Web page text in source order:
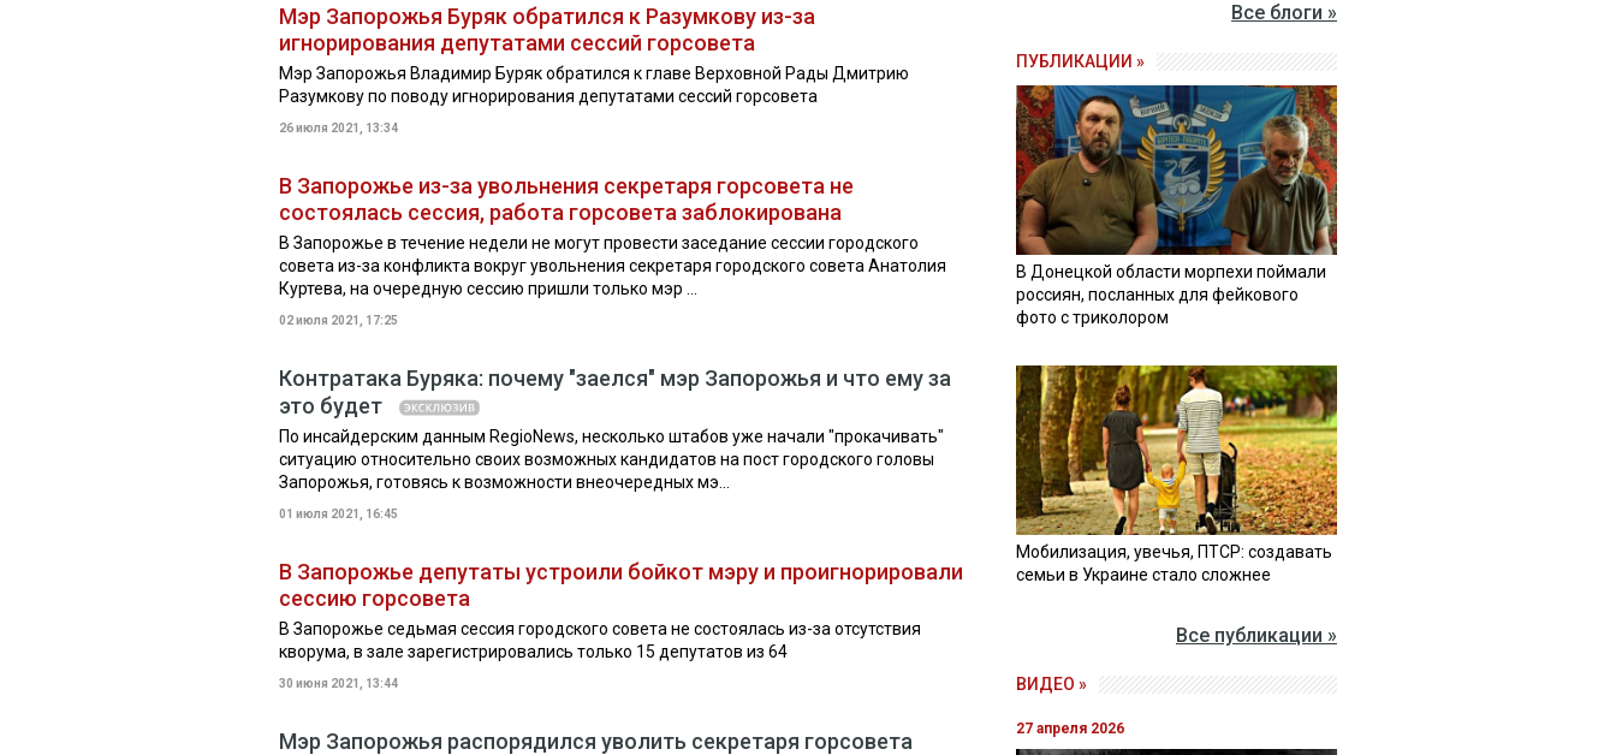
Мэр Запорожья Буряк обратился к Разумкову из-за
игнорирования депутатами сессий горсовета
Мэр Запорожья Владимир Буряк обратился к главе Верховной Рады Дмитрию
Разумкову по поводу игнорирования депутатами сессий горсовета
26 июля 2021, 13:34
В Запорожье из-за увольнения секретаря горсовета не
состоялась сессия, работа горсовета заблокирована
В Запорожье в течение недели не могут провести заседание сессии городского
совета из-за конфликта вокруг увольнения секретаря городского совета Анатолия
Куртева, на очередную сессию пришли только мэр ...
02 июля 2021, 17:25
Контратака Буряка: почему "заелся" мэр Запорожья и что ему за
это будет
По инсайдерским данным RegioNews, несколько штабов уже начали "прокачивать"
ситуацию относительно своих возможных кандидатов на пост городского головы
Запорожья, готовясь к возможности внеочередных мэ...
01 июля 2021, 16:45
В Запорожье депутаты устроили бойкот мэру и проигнорировали
сессию горсовета
В Запорожье седьмая сессия городского совета не состоялась из-за отсутствия
кворума, в зале зарегистрировались только 15 депутатов из 64
30 июня 2021, 13:44
Мэр Запорожья распорядился уволить секретаря горсовета
Все блоги »
ПУБЛИКАЦИИ »
В Донецкой области морпехи поймали
россиян, посланных для фейкового
фото с триколором
Мобилизация, увечья, ПТСР: создавать
семьи в Украине стало сложнее
Все публикации »
ВИДЕО »
27 апреля 2026